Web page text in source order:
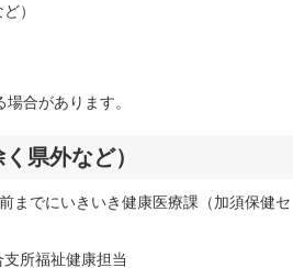
）
合があります。
県外など）
までにいきいき健康医療課（加須保健セ
所福祉健康担当